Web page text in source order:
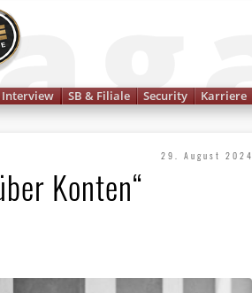
Interview SB & Filiale Security Karriere
29. August 2024
Konten“